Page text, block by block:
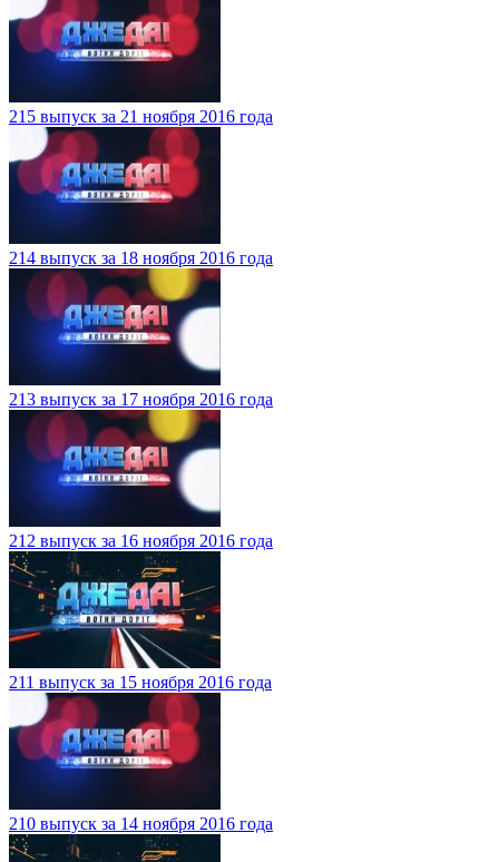
215 выпуск за 21 ноября 2016 года
214 выпуск за 18 ноября 2016 года
213 выпуск за 17 ноября 2016 года
212 выпуск за 16 ноября 2016 года
211 выпуск за 15 ноября 2016 года
210 выпуск за 14 ноября 2016 года